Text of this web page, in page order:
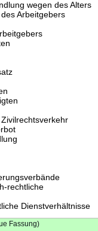
wegen des Alters
Arbeitgebers
rechtliche
Dienstverhältnisse
Fassung)